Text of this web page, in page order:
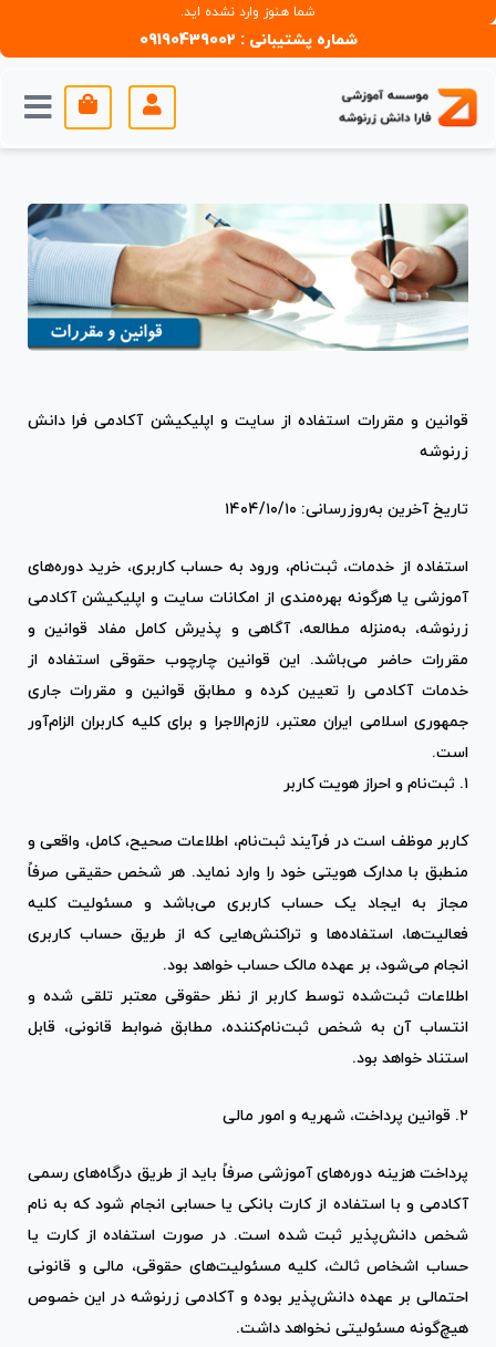
شما هنوز وارد نشده اید.
شماره پشتیبانی : 09190439002
قوانین و مقررات استفاده از سایت و اپلیکیشن آکادمی فرا دانش
زرنوشه
تاریخ آخرین به‌روزرسانی: ۱۴۰۴/۱۰/۱۰
استفاده از خدمات، ثبت‌نام، ورود به حساب کاربری، خرید دوره‌های
آموزشی یا هرگونه بهره‌مندی از امکانات سایت و اپلیکیشن آکادمی
زرنوشه، به‌منزله مطالعه، آگاهی و پذیرش کامل مفاد قوانین و
مقررات حاضر می‌باشد. این قوانین چارچوب حقوقی استفاده از
خدمات آکادمی را تعیین کرده و مطابق قوانین و مقررات جاری
جمهوری اسلامی ایران معتبر، لازم‌الاجرا و برای کلیه کاربران الزام‌آور
است.
۱. ثبت‌نام و احراز هویت کاربر
کاربر موظف است در فرآیند ثبت‌نام، اطلاعات صحیح، کامل، واقعی و
منطبق با مدارک هویتی خود را وارد نماید. هر شخص حقیقی صرفاً
مجاز به ایجاد یک حساب کاربری می‌باشد و مسئولیت کلیه
فعالیت‌ها، استفاده‌ها و تراکنش‌هایی که از طریق حساب کاربری
انجام می‌شود، بر عهده مالک حساب خواهد بود.
اطلاعات ثبت‌شده توسط کاربر از نظر حقوقی معتبر تلقی شده و
انتساب آن به شخص ثبت‌نام‌کننده، مطابق ضوابط قانونی، قابل
استناد خواهد بود.
۲. قوانین پرداخت، شهریه و امور مالی
پرداخت هزینه دوره‌های آموزشی صرفاً باید از طریق درگاه‌های رسمی
آکادمی و با استفاده از کارت بانکی یا حسابی انجام شود که به نام
شخص دانش‌پذیر ثبت شده است. در صورت استفاده از کارت یا
حساب اشخاص ثالث، کلیه مسئولیت‌های حقوقی، مالی و قانونی
احتمالی بر عهده دانش‌پذیر بوده و آکادمی زرنوشه در این خصوص
هیچ‌گونه مسئولیتی نخواهد داشت.